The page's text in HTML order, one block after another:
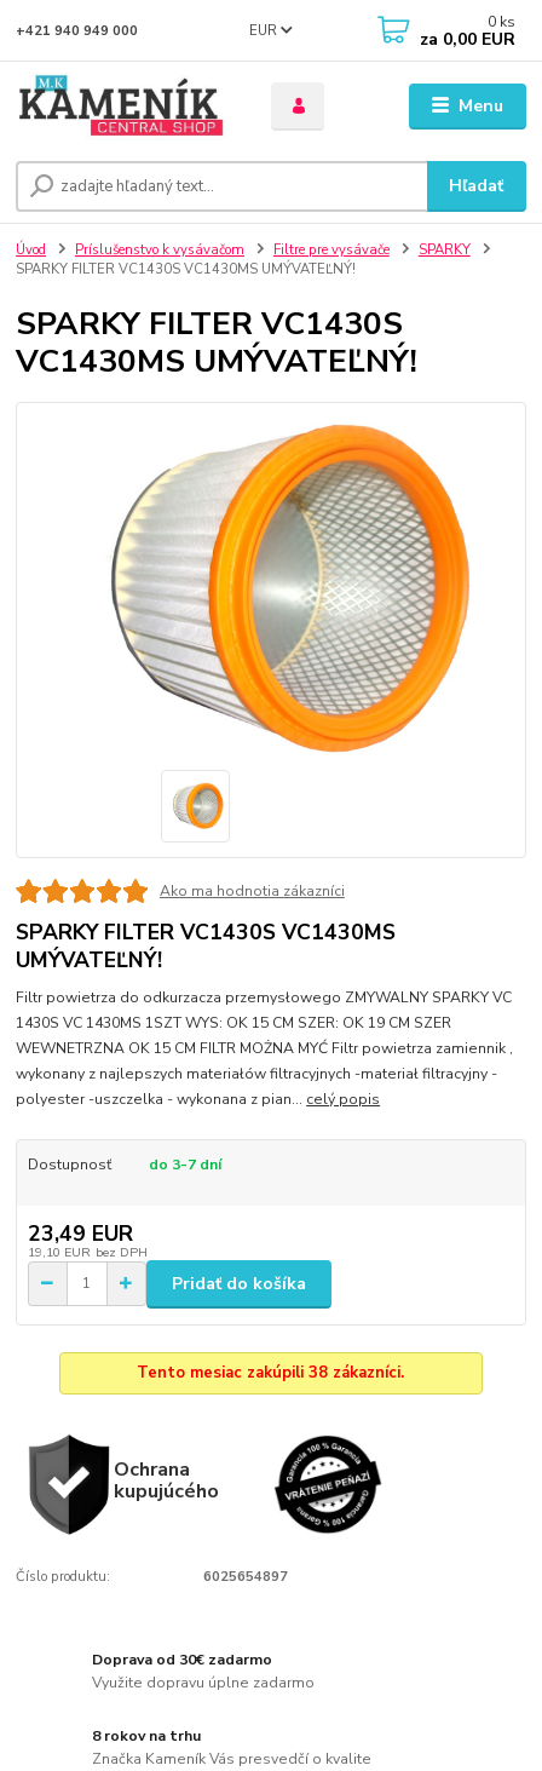
Menu
EUR
Hľadať
+421 940 949 000 0 ks
za 0,00 EUR
Úvod Príslušenstvo k vysávačom Filtre pre vysávače
SPARKY
SPARKY FILTER VC1430S VC1430MS UMÝVATEĽNÝ!
SPARKY FILTER VC1430S
VC1430MS UMÝVATEĽNÝ!
Ako ma hodnotia zákazníci
SPARKY FILTER VC1430S VC1430MS
UMÝVATEĽNÝ!
Filtr powietrza do odkurzacza przemysłowego ZMYWALNY SPARKY VC
1430S VC 1430MS 1SZT WYS: OK 15 CM SZER: OK 19 CM SZER
WEWNETRZNA OK 15 CM FILTR MOŻNA MYĆ Filtr powietrza zamiennik ,
wykonany z najlepszych materiałów filtracyjnych -materiał filtracyjny -
polyester -uszczelka - wykonana z pian... celý popis
Dostupnosť do 3-7 dní
23,49 EUR
19,10 EUR bez DPH
Pridať do košíka
Tento mesiac zakúpili 38 zákazníci.
Ochrana
kupujúcého
Číslo produktu: 6025654897
Doprava od 30€ zadarmo
Využite dopravu úplne zadarmo
8 rokov na trhu
Značka Kameník Vás presvedčí o kvalite